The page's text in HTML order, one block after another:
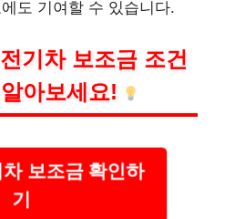
도 기여할 수 있습니다.
기차 보조금 조건
아보세요!
보조금 확인하
기